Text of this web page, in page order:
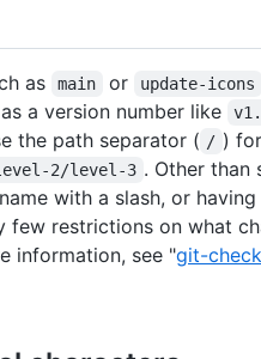
as main or update-icons
a version number like
the path separator ( / ) for
2/level-3 . Other than
with a slash, or having
few restrictions on what
information, see "git-